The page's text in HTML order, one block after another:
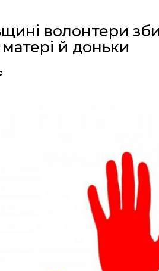
волонтери
й доньки